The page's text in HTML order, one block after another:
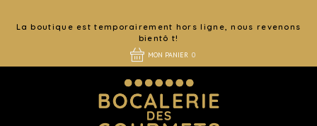
La boutique est temporairement hors ligne, nous revenons
bientô t!
MON PANIER 0
Catégorie :Ingrédients